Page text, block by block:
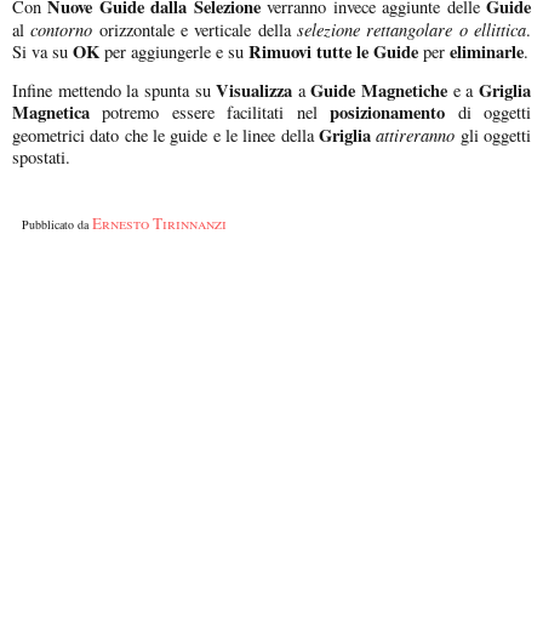
ConNuove Guide dalla Selezioneverranno invece aggiunte delleGuide
alcontorno orizzontale e verticale dellaselezione rettangolare o ellittica.
Si va su OK per aggiungerle e su Rimuovi tutte le Guide per eliminarle.
Infine mettendo la spunta suVisualizza aGuide Magnetiche e aGriglia
Magnetica potremo essere facilitati nelposizionamento di oggetti
geometrici dato che le guide e le linee dellaGrigliaattireranno gli oggetti
spostati.
Pubblicato daErnesto Tirinnanzi